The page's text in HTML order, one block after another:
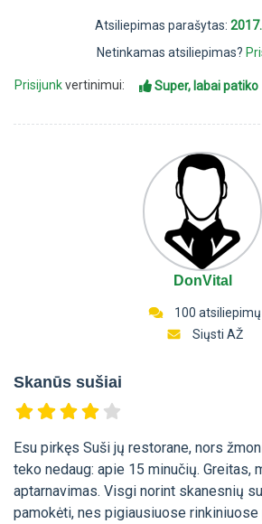
Atsiliepimas parašytas:
Netinkamas atsiliepimas?
Prisijunkvertinimui: Super, labai patiko
DonVital
100 atsiliepimų
Siųsti AŽ
Skanūs sušiai
Esu pirkęs Suši jų restorane, nors
teko nedaug: apie 15 minučių. Greitas,
aptarnavimas. Visgi norint skanesnių
pamokėti, nes pigiausiuose